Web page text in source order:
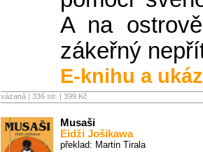
A na
zákeřný
E-knihu a
vázaná | 336 str. | 399 Kč
Musaši
Eidži Jošikawa
překlad: Martin Tirala